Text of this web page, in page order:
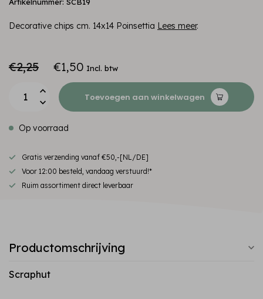
Decorative chips cm. 14x14 Poinsettia Lees meer.
€2,25 €1,50 Incl. btw
Toevoegen aan winkelwagen
Op voorraad
Gratis verzending vanaf €50,-[NL/DE]
Voor 12:00 besteld, vandaag verstuurd!*
Ruim assortiment direct leverbaar
Productomschrijving
Scraphut